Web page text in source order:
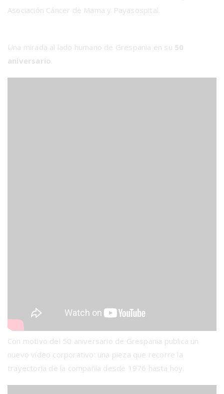
Asociación Cáncer de Mama y Payasospital.
Una mirada al lado humano de Grespania en su 50
aniversario
Con motivo del 50 aniversario de Grespania publica un
nuevo vídeo corporativo: una pieza que recorre la
trayectoria de la compañía desde 1976 hasta hoy.